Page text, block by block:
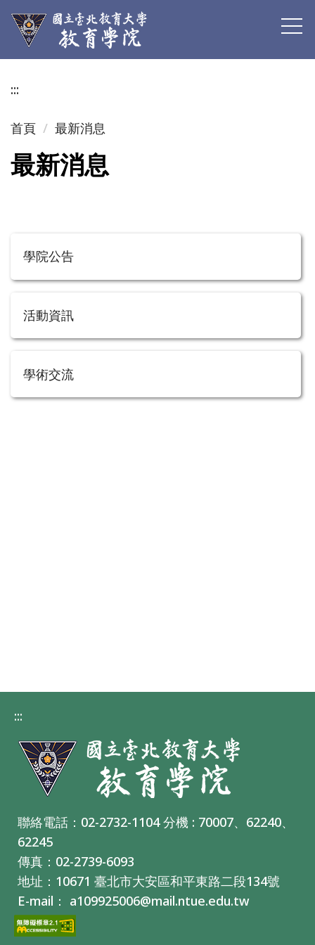
跳
到
內
區
:::
首頁 最新消息
最新消息
學院公告
活動資訊
學術交流
:::
聯絡電話：02-2732-1104 分機 : 70007、62240、
62245
傳真：02-2739-6093
地址：10671 臺北市大安區和平東路二段134號
E-mail： a109925006@mail.ntue.edu.tw